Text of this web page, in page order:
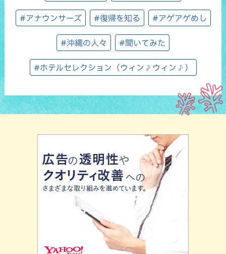
#アナウンサーズ #復帰を知る #アゲアゲめし
#沖縄の人々 #聞いてみた
#ホテルセレクション（ウィン♪ウィン♪）